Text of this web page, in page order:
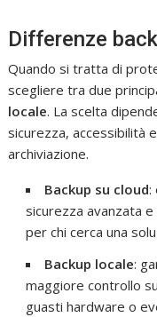
Differenze
Quando si tratta di
scegliere tra due
locale. La scelta
sicurezza, accessibilità
archiviazione.
Backup su cloud:
sicurezza avanzata
per chi cerca una
Backup locale:
maggiore controllo
guasti hardware o